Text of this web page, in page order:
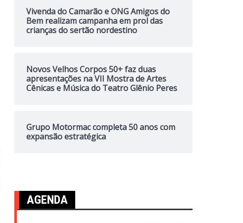
Vivenda do Camarão e ONG Amigos do
Bem realizam campanha em prol das
crianças do sertão nordestino
Novos Velhos Corpos 50+ faz duas
apresentações na VII Mostra de Artes
Cênicas e Música do Teatro Glênio Peres
Grupo Motormac completa 50 anos com
expansão estratégica
AGENDA